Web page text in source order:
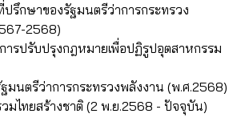
รึกษาของรัฐมนตรีว่าการกระทรวง
2568)
ารปรับปรุงกฎหมายเพื่อปฏิรูปอุตสาหกรรม
มนตรีว่าการกระทรวงพลังงาน (พ.ศ.2568)
มไทยสร้างชาติ (2 พ.ย.2568 - ปัจจุบัน)